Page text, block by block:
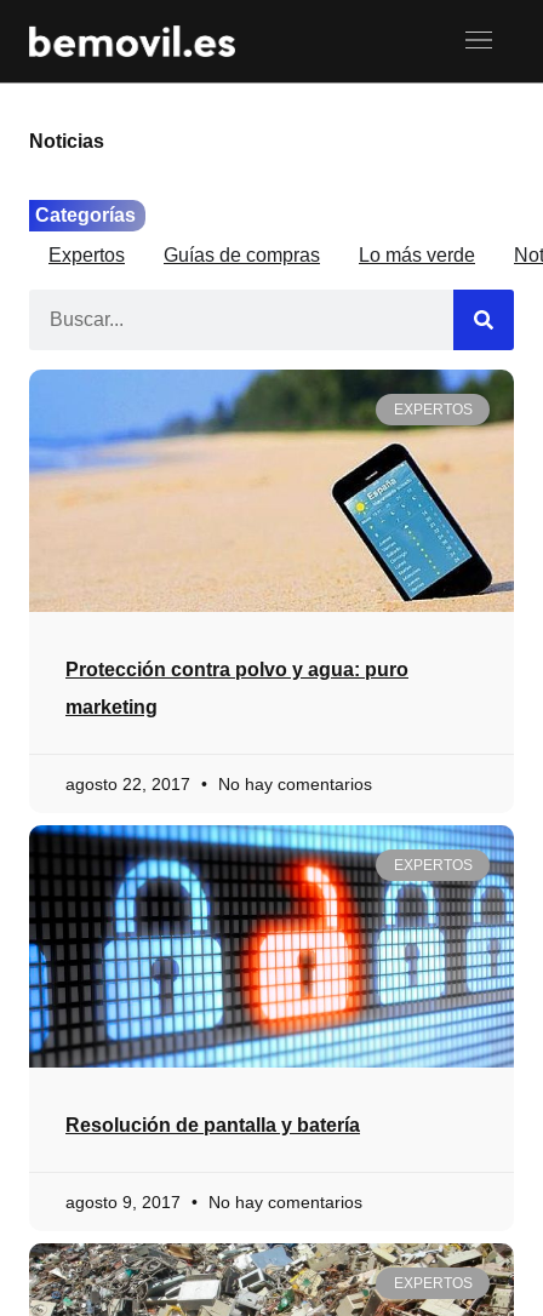
Noticias
Categorías
Expertos
Guías de compras Lo más verde
EXPERTOS
Protección contra polvo y agua: puro
marketing
agosto 22, 2017 No hay comentarios
EXPERTOS
Resolución de pantalla y batería
agosto 9, 2017 No hay comentarios
EXPERTOS